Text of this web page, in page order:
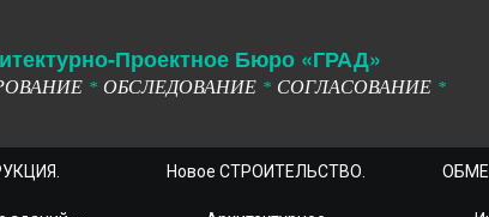
Проектное Бюро «ГРАД»
* ОБСЛЕДОВАНИЕ * СОГЛАСОВАНИЕ *
Новое СТРОИТЕЛЬСТВО.